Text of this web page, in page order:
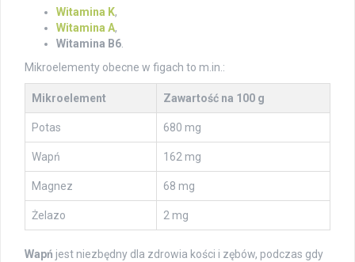
Witamina K,
Witamina A,
Witamina B6
Mikroelementy obecne w figach to m.in.:
Mikroelement Zawartość na 100 g
Potas 680 mg
Wapń 162 mg
Magnez 68 mg
Żelazo 2 mg
Wapń jest niezbędny dla zdrowia kości i zębów, podczas gdy